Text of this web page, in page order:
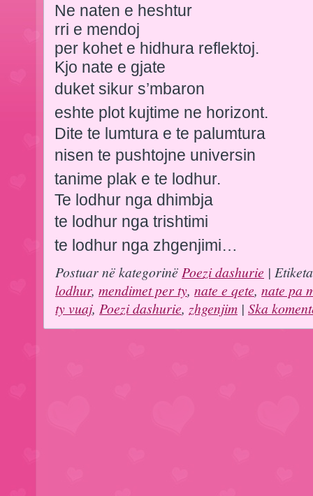
Ne naten e heshtur
rri e mendoj
per kohet e hidhura reflektoj.
Kjo nate e gjate
duket sikur s’mbaron
eshte plot kujtime ne horizont.
Dite te lumtura e te palumtura
nisen te pushtojne universin
tanime plak e te lodhur.
Te lodhur nga dhimbja
te lodhur nga trishtimi
te lodhur nga zhgenjimi…
Postuar në kategorinë Poezi dashurie |
lodhur, mendimet per ty, nate e qete, nate pa
ty vuaj, Poezi dashurie, zhgenjim | Ska